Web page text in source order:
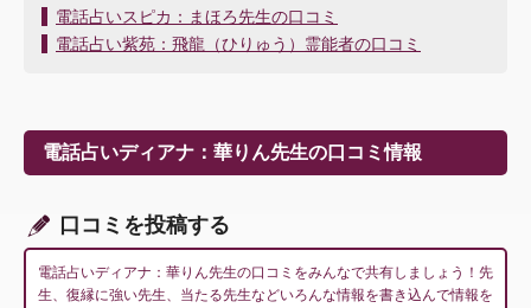
投
稿
ー
シ
ン
電話占いスピカ：まほろ先生の口コミ
電話占い紫苑：飛龍（ひりゅう）霊能者の口コミ
電話占いディアナ：華りん先生の口コミ情報
口コミを投稿する
電話占いディアナ：華りん先生の口コミをみんなで共有しましょう！先
生、復縁に強い先生、当たる先生などいろんな情報を書き込んで情報を